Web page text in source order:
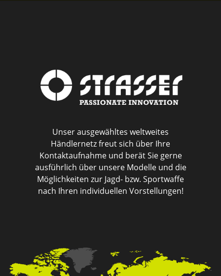
Unser ausgewähltes weltweites
Händlernetz freut sich über Ihre
Kontaktaufnahme und berät Sie gerne
ausführlich über unsere Modelle und die
Möglichkeiten zur Jagd- bzw. Sportwaffe
nach Ihren individuellen Vorstellungen!